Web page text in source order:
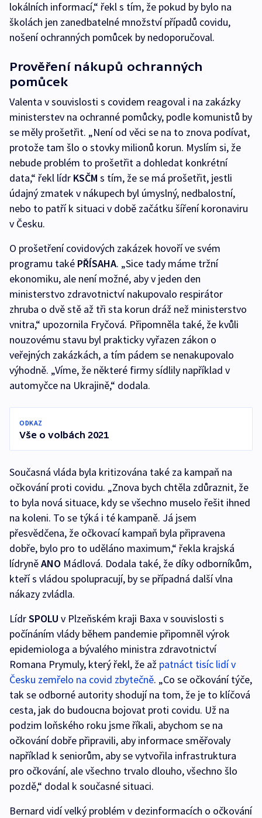
lokálních informací,“ řekl s tím, že pokud by bylo na
školách jen zanedbatelné množství případů covidu,
nošení ochranných pomůcek by nedoporučoval.
Prověření nákupů ochranných
pomůcek
Valenta v souvislosti s covidem reagoval i na zakázky
ministerstev na ochranné pomůcky, podle komunistů by
se měly prošetřit. „Není od věci se na to znova podívat,
protože tam šlo o stovky milionů korun. Myslím si, že
nebude problém to prošetřit a dohledat konkrétní
data,“ řekl lídr KSČM s tím, že se má prošetřit, jestli
údajný zmatek v nákupech byl úmyslný, nedbalostní,
nebo to patří k situaci v době začátku šíření koronaviru
v Česku.
O prošetření covidových zakázek hovoří ve svém
programu také PŘÍSAHA. „Sice tady máme tržní
ekonomiku, ale není možné, aby v jeden den
ministerstvo zdravotnictví nakupovalo respirátor
zhruba o dvě stě až tři sta korun dráž než ministerstvo
vnitra,“ upozornila Fryčová. Připomněla také, že kvůli
nouzovému stavu byl prakticky vyřazen zákon o
veřejných zakázkách, a tím pádem se nenakupovalo
výhodně. „Víme, že některé firmy sídlily například v
automyčce na Ukrajině,“ dodala.
ODKAZ
Vše o volbách 2021
Současná vláda byla kritizována také za kampaň na
očkování proti covidu. „Znova bych chtěla zdůraznit, že
to byla nová situace, kdy se všechno muselo řešit ihned
na koleni. To se týká i té kampaně. Já jsem
přesvědčena, že očkovací kampaň byla připravena
dobře, bylo pro to uděláno maximum,“ řekla krajská
lídryněANO Mádlová. Dodala také, že díky odborníkům,
kteří s vládou spolupracují, by se případná další vlna
nákazy zvládla.
LídrSPOLU v Plzeňském kraji Baxa v souvislosti s
počínáním vlády během pandemie připomněl výrok
epidemiologa a bývalého ministra zdravotnictví
Romana Prymuly, který řekl, že až patnáct tisíc lidí v
Česku zemřelo na covid zbytečně. „Co se očkování týče,
tak se odborné autority shodují na tom, že je to klíčová
cesta, jak do budoucna bojovat proti covidu. Už na
podzim loňského roku jsme říkali, abychom se na
očkování dobře připravili, aby informace směřovaly
například k seniorům, aby se vytvořila infrastruktura
pro očkování, ale všechno trvalo dlouho, všechno šlo
pozdě,“ dodal k současné situaci.
Bernard vidí velký problém v dezinformacích o očkování